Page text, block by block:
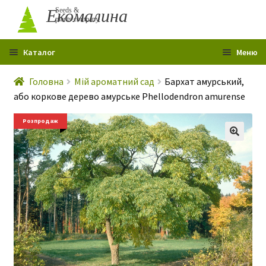
Перейти
до
навігації
Перейти
до
вмісту
Екомалина
Seeds &
plants company
Меню
Каталог
Головна
Профіль
Контакти
Про мене
Гарантія
Розпродаж
Статті
Р
о
з
Сертифікати
Головна Мій ароматний сад
Бархат амурський,
або коркове дерево амурське Phellodendron amurense
Розпродаж